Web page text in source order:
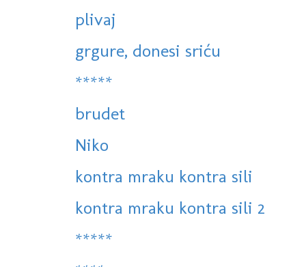
plivaj
grgure, donesi sriću
*****
brudet
Niko
kontra mraku kontra sili
kontra mraku kontra sili 2
*****